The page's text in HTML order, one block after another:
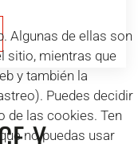
Algunas de ellas son
sitio, mientras que
y también la
Puedes decidir
de las cookies. Ten
no puedas usar